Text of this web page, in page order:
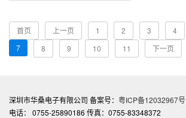
首页 上一页 1 2 3 4
7
8 9 10 11 下一页
深圳市华桑电子有限公司 备案号： 粤ICP备12032967号
电话： 0755-25890186 传真：0755-83348372